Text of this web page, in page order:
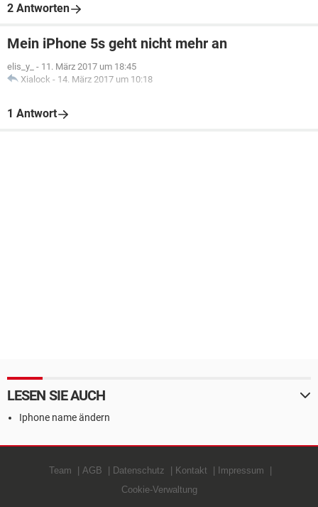
2 Antworten
Mein iPhone 5s geht nicht mehr an
elis_y_ - 11. März 2017 um 18:45
Xialock - 14. März 2017 um 10:18
1 Antwort
LESEN SIE AUCH
Iphone name ändern
Team AGB Datenschutz Kontakt
Impressum
Cookie-Verwaltung